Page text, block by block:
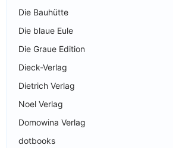
Die Bauhütte
Die blaue Eule
Die Graue Edition
Dieck-Verlag
Dietrich Verlag
Noel Verlag
Domowina Verlag
dotbooks